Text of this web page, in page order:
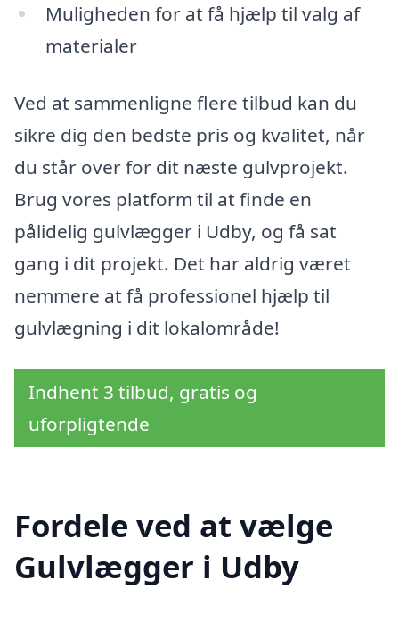
Muligheden for at få hjælp til valg af
materialer
Ved at sammenligne flere tilbud kan du
sikre dig den bedste pris og kvalitet, når
du står over for dit næste gulvprojekt.
Brug vores platform til at finde en
pålidelig gulvlægger i Udby, og få sat
gang i dit projekt. Det har aldrig været
nemmere at få professionel hjælp til
gulvlægning i dit lokalområde!
Indhent 3 tilbud, gratis og
uforpligtende
Fordele ved at vælge
Gulvlægger i Udby